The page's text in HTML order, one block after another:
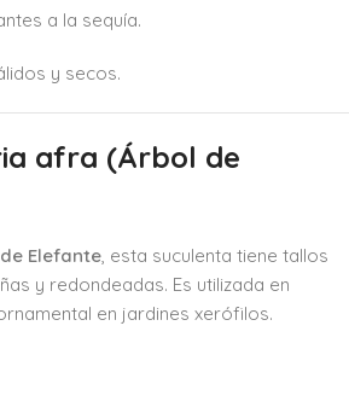
a la sequía.
y secos.
afra (Árbol de
Elefante, esta suculenta tiene tallos
y redondeadas. Es utilizada en
en jardines xerófilos.